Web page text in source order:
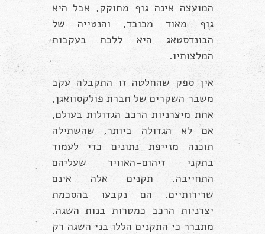
המועצה אינה גוף מחוקק, אבל היא
גוף מאוד מכובד, והנטייה של
הבונדסטאג היא ללכת בעקבות
המלצותיו.
אין ספק שהחלטה זו התקבלה עקב
משבר השקרים של חברת פולקסוואגן,
אחת מיצרניות הרכב הגדולות בעולם,
אם לא הגדולה ביותר, שהשתילה
תוכנה מזייפת נתונים כדי לעמוד
בתקני זיהום-האוויר שעליהם
התחייבה. תקנים אלה אינם
שרירותיים. הם נקבעו בהסכמת
יצרניות הרכב כמטרות בנות השגה.
מתברר כי התקנים הללו בני השגה רק